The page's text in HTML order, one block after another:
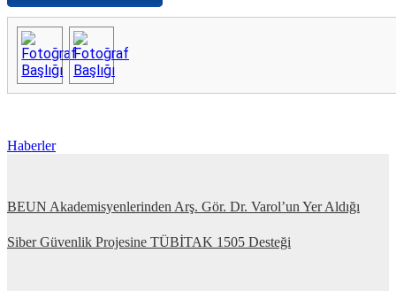
Haberler
BEUN Akademisyenlerinden Arş. Gör. Dr. Varol’un Yer Aldığı
Siber Güvenlik Projesine TÜBİTAK 1505 Desteği